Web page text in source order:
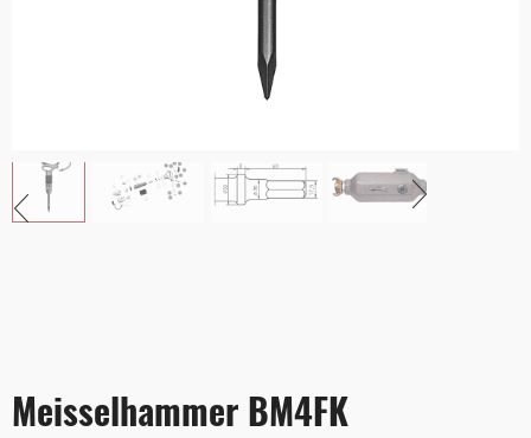
Meisselhammer BM4FK